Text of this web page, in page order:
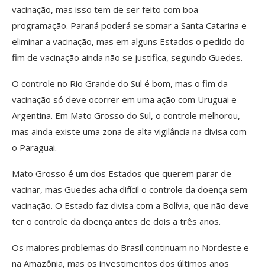
vacinação, mas isso tem de ser feito com boa
programação. Paraná poderá se somar a Santa Catarina e
eliminar a vacinação, mas em alguns Estados o pedido do
fim de vacinação ainda não se justifica, segundo Guedes.
O controle no Rio Grande do Sul é bom, mas o fim da
vacinação só deve ocorrer em uma ação com Uruguai e
Argentina. Em Mato Grosso do Sul, o controle melhorou,
mas ainda existe uma zona de alta vigilância na divisa com
o Paraguai.
Mato Grosso é um dos Estados que querem parar de
vacinar, mas Guedes acha difícil o controle da doença sem
vacinação. O Estado faz divisa com a Bolívia, que não deve
ter o controle da doença antes de dois a três anos.
Os maiores problemas do Brasil continuam no Nordeste e
na Amazônia, mas os investimentos dos últimos anos